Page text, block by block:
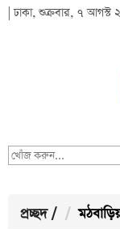
| ঢাকা, শুক্রবার, ৭
খোঁজ
প্রচ্ছদ /